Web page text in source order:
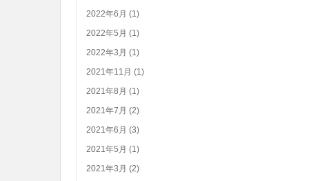
2022年6月 (1)
2022年5月 (1)
2022年3月 (1)
2021年11月 (1)
2021年8月 (1)
2021年7月 (2)
2021年6月 (3)
2021年5月 (1)
2021年3月 (2)